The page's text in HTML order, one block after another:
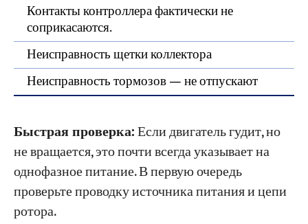
Контакты контроллера фактически не
соприкасаются.
Неисправность щетки коллектора
Неисправность тормозов — не отпускают
Быстрая проверка:Если двигатель гудит, но
не вращается, это почти всегда указывает на
однофазное питание. В первую очередь
проверьте проводку источника питания и цепи
ротора.